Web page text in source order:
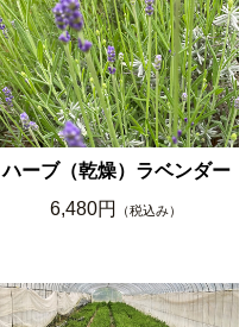
ハーブ（乾燥）ラベンダー
6,480円
（税込み）